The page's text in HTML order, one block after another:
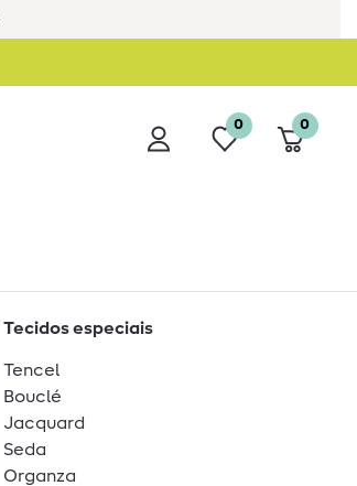
0 0
Tecidos especiais
Tencel
Bouclé
Jacquard
Seda
Organza